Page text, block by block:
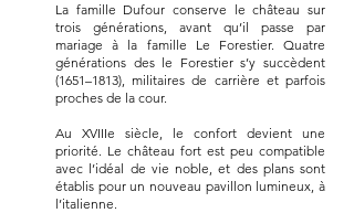
La famille Dufour conserve le château sur
trois générations, avant qu’il passe par
mariage à la famille Le Forestier. Quatre
générations des le Forestier s’y succèdent
(1651–1813), militaires de carrière et parfois
proches de la cour.
Au XVIIIe siècle, le confort devient une
priorité. Le château fort est peu compatible
avec l’idéal de vie noble, et des plans sont
établis pour un nouveau pavillon lumineux, à
l’italienne.